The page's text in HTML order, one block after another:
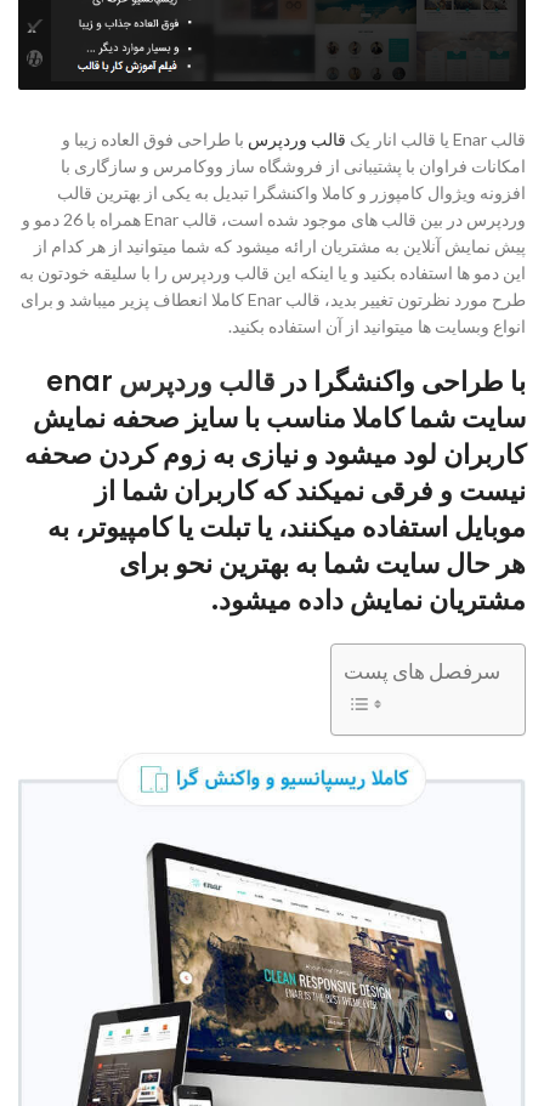
قالب Enar یا قالب انار یک قالب وردپرس با طراحی فوق العاده زیبا و
امکانات فراوان با پشتیبانی از فروشگاه ساز ووکامرس و سازگاری با
افزونه ویژوال کامپوزر و کاملا واکنشگرا تبدیل به یکی از بهترین قالب
وردپرس در بین قالب های موجود شده است، قالب Enar همراه با 26 دمو و
پیش نمایش آنلاین به مشتریان ارائه میشود که شما میتوانید از هر کدام از
این دمو ها استفاده بکنید و یا اینکه این قالب وردپرس را با سلیقه خودتون به
طرح مورد نظرتون تغییر بدید، قالب Enar کاملا انعطاف پزیر میباشد و برای
انواع وبسایت ها میتوانید از آن استفاده بکنید.
با طراحی واکنشگرا در قالب وردپرس enar
سایت شما کاملا مناسب با سایز صحفه نمایش
کاربران لود میشود و نیازی به زوم کردن صحفه
نیست و فرقی نمیکند که کاربران شما از
موبایل استفاده میکنند، یا تبلت یا کامپیوتر، به
هر حال سایت شما به بهترین نحو برای
مشتریان نمایش داده میشود.
سرفصل های پست